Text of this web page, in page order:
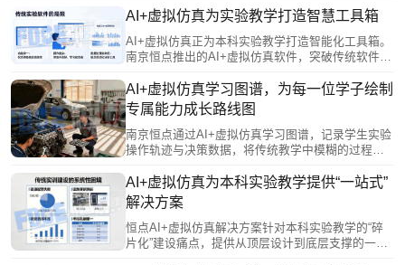
计，实现从“被动接受”到“主动创造”。该方案对接产
块化架构，支持持续进化与升级，真正实现“一校一
策”，让技术服务于教育本质。
AI+虚拟仿真为实验教学打造智慧工具箱
AI+虚拟仿真正为本科实验教学打造智能化工具箱。
南京恒点推出的AI+虚拟仿真软件，突破传统软件
学生操作细节，进行智能比对与分析，建立个性化
能力档案并生成可视化学习报告，支持学生自我改
进与教师精准教学。其开放架构提供二次开发接口
和编辑器，方便教师自主创建实验模块，对接现有
系统，实现数据贯通。
AI+虚拟仿真学习图谱，为每一位学子绘制
专属能力成长路线图
南京恒点通过AI+虚拟仿真学习图谱，记录学生实验
操作轨迹与决策数据，将传统教学中模糊的过程转
推荐个性化学习路径与拓展方向；同时为教师提供
多维教学报告，支持精准指导与策略调整。该技术
助力学生从被动接收者成长为主动管理者，实现从
“标准化培养”向“个性化成长”的转变。
AI+虚拟仿真为本科实验教学提供“一站式”
解决方案
恒点AI+虚拟仿真解决方案针对本科实验教学的“碎
片化”建设痛点，提供从顶层设计到底层支撑的一站